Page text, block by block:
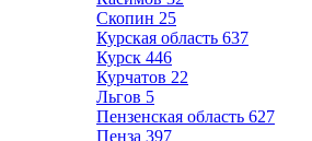
Скопин 25
Курская область 637
Курск 446
Курчатов 22
Льгов 5
Пензенская область 627
Пенза 397